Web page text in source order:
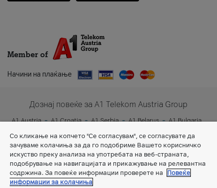
Member of
Начини на плаќање
Дознај повеќе за A1 Telekom Austria Group
A1 Austria A1 Croatia A1 Serbia A1 Belarus
A1 Bulgaria
A1 Slovenia
A1 Digital
Со кликање на копчето "Се согласувам", се согласувате да
зачуваме колачиња за да го подобриме Вашето корисничко
искуство преку анализа на употребата на веб-страната,
подобрување на навигацијата и прикажување на релевантна
содржина. За повеќе информации проверете на
Повеќе
информации за колачиња